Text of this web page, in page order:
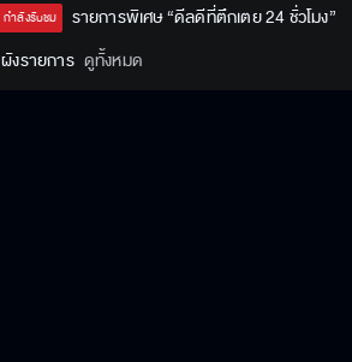
Type
กำลังรับชม
รายการพิเศษ “ดีลดีที่ตึกเตย 24 ชั่วโมง”
ผังรายการ ดูทั้งหมด